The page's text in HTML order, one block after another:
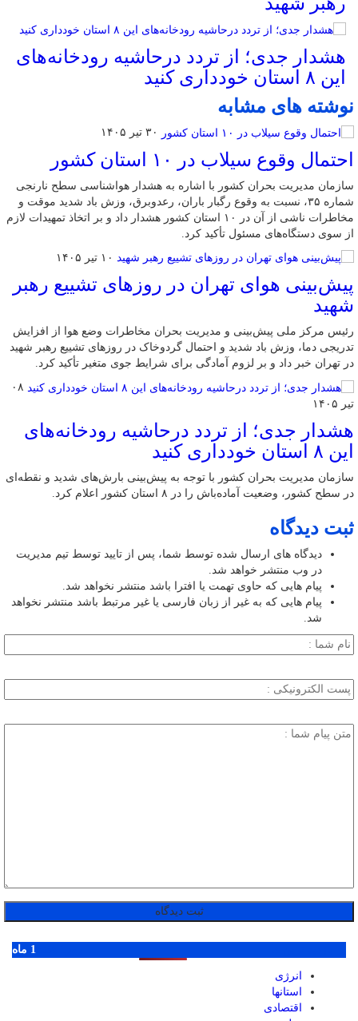
هشدار جدی؛ از تردد درحاشیه رودخانه‌های
این ۸ استان خودداری کنید
نوشته های مشابه
۳۰ تیر ۱۴۰۵
احتمال وقوع سیلاب در ۱۰ استان کشور
سازمان مدیریت بحران کشور با اشاره به هشدار هواشناسی سطح نارنجی
شماره ۳۵، نسبت به وقوع رگبار باران، رعدوبرق، وزش باد شدید موقت و
مخاطرات ناشی از آن در ۱۰ استان کشور هشدار داد و بر اتخاذ تمهیدات لازم
از سوی دستگاه‌های مسئول تأکید کرد.
۱۰ تیر ۱۴۰۵
پیش‌بینی هوای تهران در روزهای تشییع رهبر
شهید
رئیس مرکز ملی پیش‌بینی و مدیریت بحران مخاطرات وضع هوا از افزایش
تدریجی دما، وزش باد شدید و احتمال گردوخاک در روزهای تشییع رهبر شهید
در تهران خبر داد و بر لزوم آمادگی برای شرایط جوی متغیر تأکید کرد.
۰۸
تیر ۱۴۰۵
هشدار جدی؛ از تردد درحاشیه رودخانه‌های
این ۸ استان خودداری کنید
سازمان مدیریت بحران کشور با توجه به پیش‌بینی بارش‌های شدید و نقطه‌ای
در سطح کشور، وضعیت آماده‌باش را در ۸ استان کشور اعلام کرد.
ثبت دیدگاه
دیدگاه های ارسال شده توسط شما، پس از تایید توسط تیم مدیریت
در وب منتشر خواهد شد.
پیام هایی که حاوی تهمت یا افترا باشد منتشر نخواهد شد.
پیام هایی که به غیر از زبان فارسی یا غیر مرتبط باشد منتشر نخواهد
شد.
1 ماه
انرژی
استانها
اقتصادی